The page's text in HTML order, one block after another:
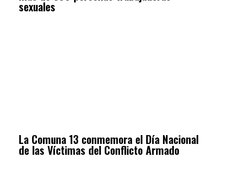
sexuales
La Comuna 13 conmemora el Día Nacional
de las Víctimas del Conflicto Armado